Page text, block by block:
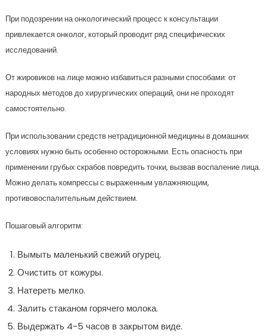
При подозрении на онкологический процесс к консультации
привлекается онколог, который проводит ряд специфических
исследований.
От жировиков на лице можно избавиться разными способами: от
народных методов до хирургических операций, они не проходят
самостоятельно.
При использовании средств нетрадиционной медицины в домашних
условиях нужно быть особенно осторожными. Есть опасность при
применении грубых скрабов повредить точки, вызвав воспаление лица.
Можно делать компрессы с выраженным увлажняющим,
противовоспалительным действием.
Пошаговый алгоритм:
Вымыть маленький свежий огурец.
Очистить от кожуры.
Натереть мелко.
Залить стаканом горячего молока.
Выдержать 4-5 часов в закрытом виде.